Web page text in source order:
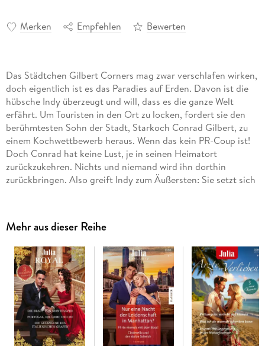
Merken Empfehlen Bewerten
Das Städtchen Gilbert Corners mag zwar verschlafen wirken,
doch eigentlich ist es das Paradies auf Erden. Davon ist die
hübsche Indy überzeugt und will, dass es die ganze Welt
erfährt. Um Touristen in den Ort zu locken, fordert sie den
berühmtesten Sohn der Stadt, Starkoch Conrad Gilbert, zu
einem Kochwettbewerb heraus. Wenn das kein PR-Coup ist!
Doch Conrad hat keine Lust, je in seinen Heimatort
zurückzukehren. Nichts und niemand wird ihn dorthin
zurückbringen. Also greift Indy zum Äußersten: Sie setzt sich
Mehr aus dieser Reihe